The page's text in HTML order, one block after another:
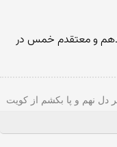
و معتقدم خمس در
نهم و پا بکشم از کویت